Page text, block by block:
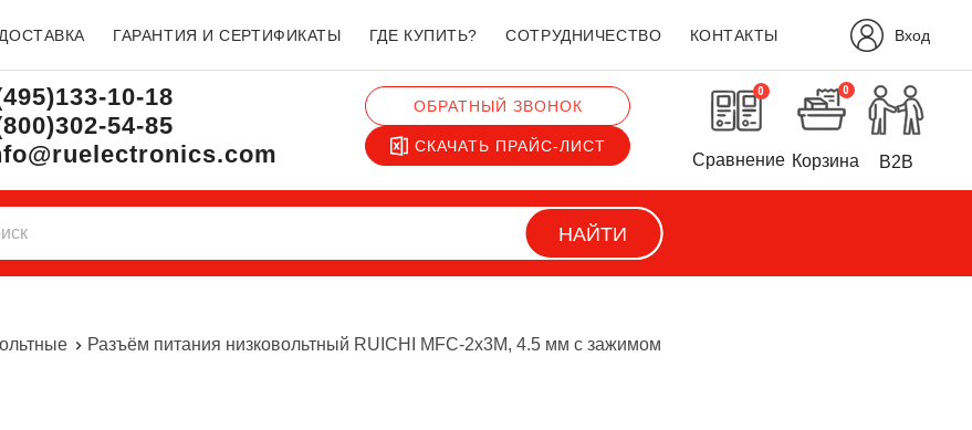
ГАРАНТИЯ И СЕРТИФИКАТЫ ГДЕ КУПИТЬ? СОТРУДНИЧЕСТВО КОНТАКТЫ Вход
10-18
54-85
ОБРАТНЫЙ ЗВОНОК
СКАЧАТЬ ПРАЙС-ЛИСТ
0
Сравнение
0
Корзина B2B
НАЙТИ
Разъём питания низковольтный RUICHI MFC-2x3M, 4.5 мм с зажимом